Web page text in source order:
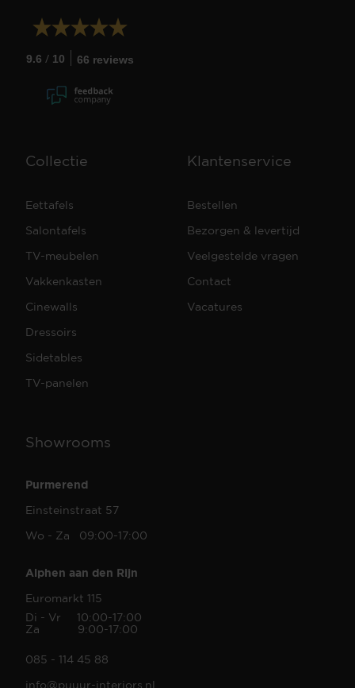
9.6 / 10 66 reviews
Collectie
Eettafels
Salontafels
TV-meubelen
Vakkenkasten
Cinewalls
Dressoirs
Sidetables
TV-panelen
Klantenservice
Bestellen
Bezorgen & levertijd
Veelgestelde vragen
Contact
Vacatures
Showrooms
Purmerend
Einsteinstraat 57
Wo - Za 09:00-17:00
Alphen aan den Rijn
Euromarkt 115
Di - Vr 10:00-17:00
Za 9:00-17:00
085 - 114 45 88
info@puuur-interiors.nl